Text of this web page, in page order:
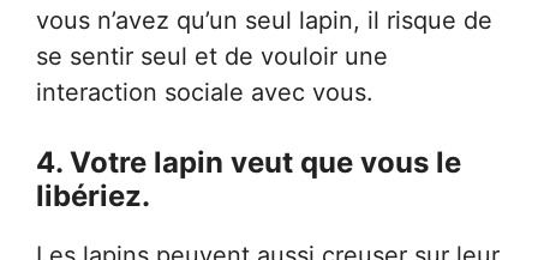
vous n’avez qu’un seul lapin, il risque de
se sentir seul et de vouloir une
interaction sociale avec vous.
4. Votre lapin veut que vous le
libériez.